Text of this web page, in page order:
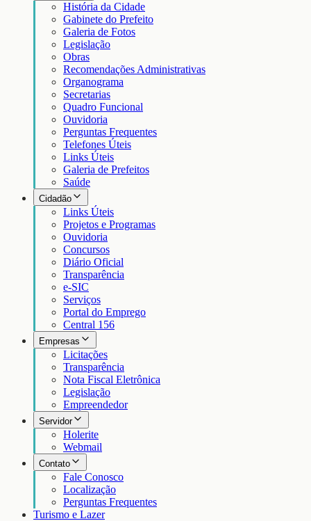
História da Cidade
Gabinete do Prefeito
Galeria de Fotos
Legislação
Obras
Recomendações Administrativas
Organograma
Secretarias
Quadro Funcional
Ouvidoria
Perguntas Frequentes
Telefones Úteis
Links Úteis
Galeria de Prefeitos
Saúde
Cidadão
Links Úteis
Projetos e Programas
Ouvidoria
Concursos
Diário Oficial
Transparência
e-SIC
Serviços
Portal do Emprego
Central 156
Empresas
Licitações
Transparência
Nota Fiscal Eletrônica
Legislação
Empreendedor
Servidor
Holerite
Webmail
Contato
Fale Conosco
Localização
Perguntas Frequentes
Turismo e Lazer